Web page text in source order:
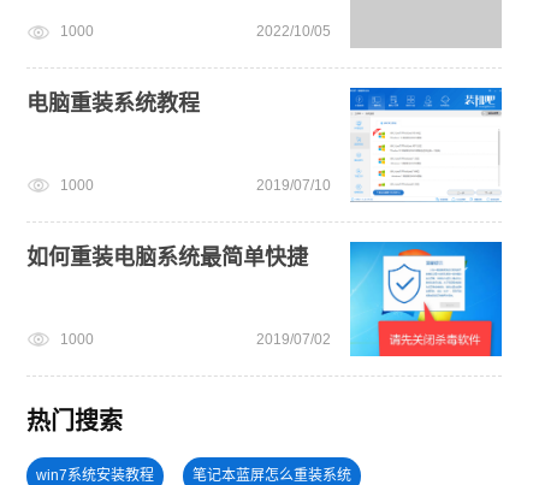
1000 2022/10/05
电脑重装系统教程
1000 2019/07/10
如何重装电脑系统最简单快捷
1000 2019/07/02
热门搜索
win7系统安装教程 笔记本蓝屏怎么重装系统